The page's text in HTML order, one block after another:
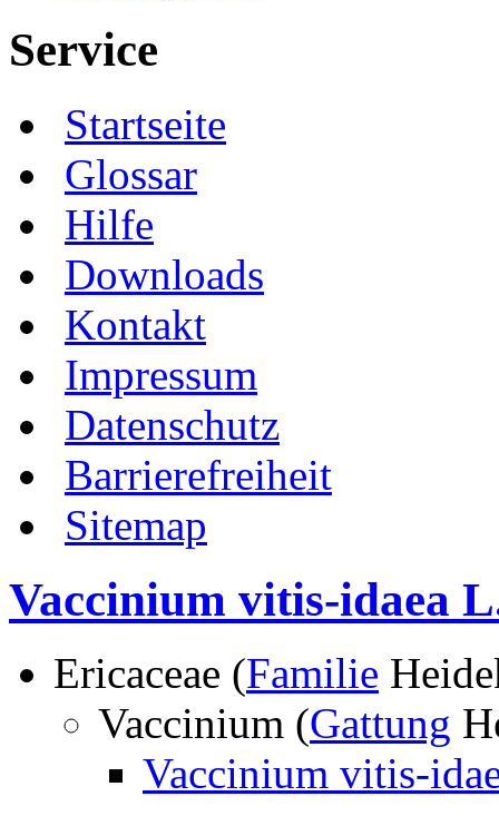
Service
Startseite
Glossar
Hilfe
Downloads
Kontakt
Impressum
Datenschutz
Barrierefreiheit
Sitemap
Vaccinium vitis-idaea
Ericaceae (Familie
Vaccinium (Gattung
Vaccinium vitis-